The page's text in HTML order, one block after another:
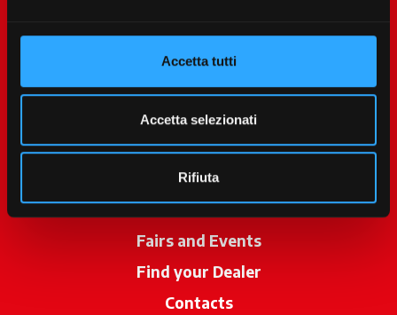
Accetta tutti
Accetta selezionati
Rifiuta
Products
Services
Promotions
News
Fairs and Events
Find your Dealer
Contacts